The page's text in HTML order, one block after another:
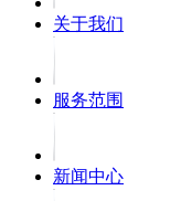
关于我们
服务范围
新闻中心